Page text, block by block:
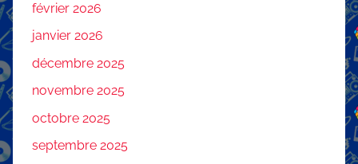
février 2026
janvier 2026
décembre 2025
novembre 2025
octobre 2025
septembre 2025